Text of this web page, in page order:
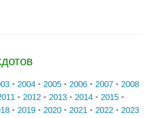
• 2004 • 2005 • 2006 • 2007 • 2008
• 2012 • 2013 • 2014 • 2015 •
• 2019 • 2020 • 2021 • 2022 • 2023